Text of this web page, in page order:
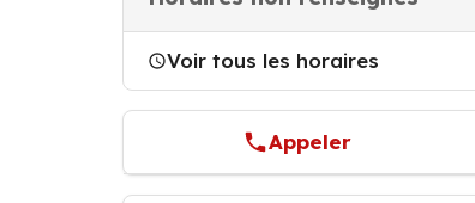
Voir tous les horaires
Appeler